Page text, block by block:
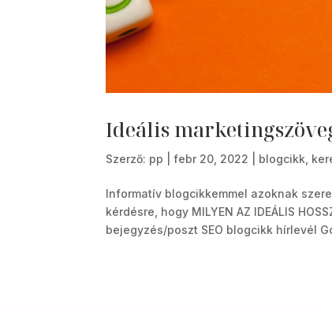
Ideális
Szerző: pp |febr 20, 2022 blogcikk
Informatív blogcikkemmel azoknak
kérdésre, hogy MILYEN AZ IDEÁLIS
bejegyzés/poszt SEO blogcikk hírlevél